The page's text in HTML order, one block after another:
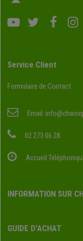
Service Client
Formulaire de Contact
Email:
02 273 06 28
Accueil
INFORMATION SUR
GUIDE D'ACHAT